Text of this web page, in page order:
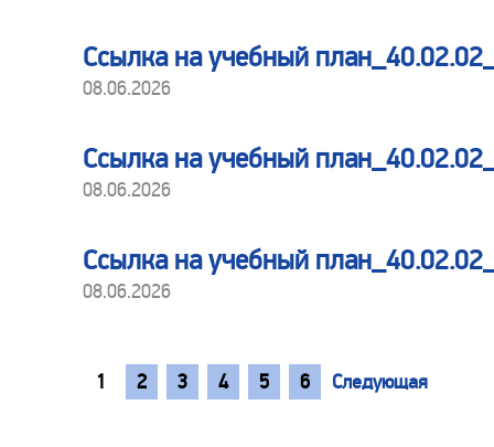
Ссылка на учебный
08.06.2026
Ссылка на учебный
08.06.2026
Ссылка на учебный
08.06.2026
1 2 3 4 5 6 Следующая